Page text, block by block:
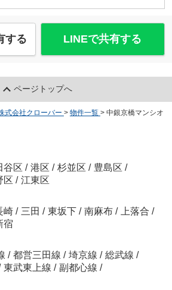
する LINEで共有する
ページトップへ
式会社クローバー > 物件一覧 > 中銀京橋マンシオ
谷区 / 港区 / 杉並区 / 豊島区 /
区 / 江東区
崎 / 三田 / 東坂下 / 南麻布 / 上落合 /
宿
/ 都営三田線 / 埼京線 / 総武線 /
東武東上線 / 副都心線 /